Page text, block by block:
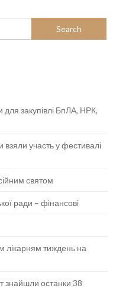
закупівлі БпЛА, НРК,
участь у фестивалі
святом
ради – фінансові
лікарням тиждень на
знайшли останки 38